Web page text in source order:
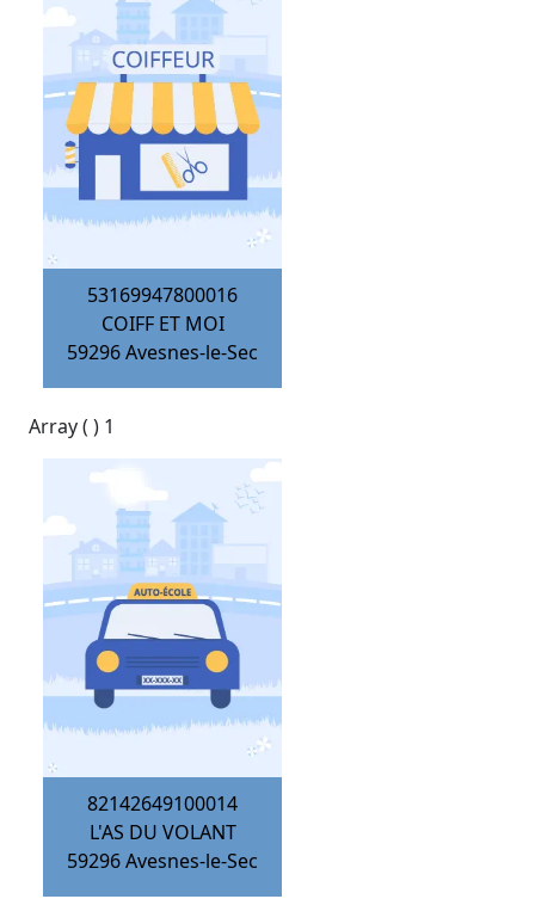
53169947800016
COIFF ET MOI
59296Avesnes-le-Sec
Array ( ) 1
82142649100014
L'AS DU VOLANT
59296Avesnes-le-Sec